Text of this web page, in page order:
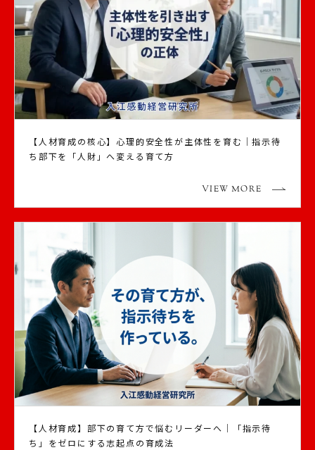
【人材育成の核心】心理的安全性が主体性を育む｜指示待
ち部下を「人財」へ変える育て方
VIEW MORE
【人材育成】部下の育て方で悩むリーダーへ｜「指示待
ち」をゼロにする志起点の育成法